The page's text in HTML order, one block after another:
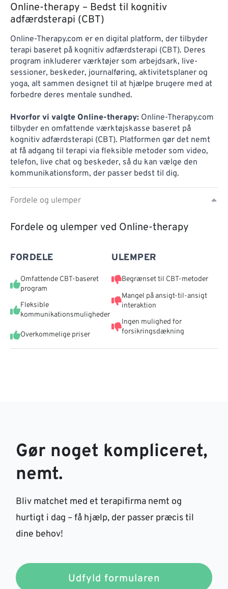
Online-therapy – Bedst til kognitiv
adfærdsterapi (CBT)
Online-Therapy.com er en digital platform, der tilbyder
terapi baseret på kognitiv adfærdsterapi (CBT). Deres
program inkluderer værktøjer som arbejdsark, live-
sessioner, beskeder, journalføring, aktivitetsplaner og
yoga, alt sammen designet til at hjælpe brugere med at
forbedre deres mentale sundhed.
Hvorfor vi valgte Online-therapy: Online-Therapy.com
tilbyder en omfattende værktøjskasse baseret på
kognitiv adfærdsterapi (CBT). Platformen gør det nemt
at få adgang til terapi via fleksible metoder som video,
telefon, live chat og beskeder, så du kan vælge den
kommunikationsform, der passer bedst til dig.
Fordele og ulemper
Fordele og ulemper ved Online-therapy
FORDELE
Omfattende CBT-baseret
program
Fleksible
kommunikationsmuligheder
Overkommelige priser
ULEMPER
Begrænset til CBT-metoder
Mangel på ansigt-til-ansigt
interaktion
Ingen mulighed for
forsikringsdækning
Gør noget kompliceret,
nemt.
Bliv matchet med et terapifirma nemt og
hurtigt i dag – få hjælp, der passer præcis til
dine behov!
Udfyld formularen